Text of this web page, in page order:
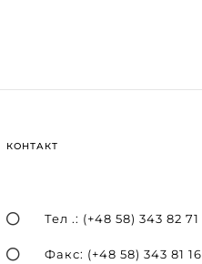
КОНТАКТ
Тел .: (+48 58) 343 82 71
Факс: (+48 58) 343 81 16